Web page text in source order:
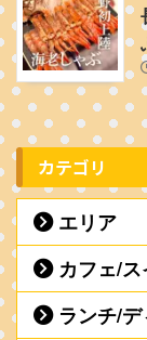
カテゴリ
エリア
カフェ/
ランチ/